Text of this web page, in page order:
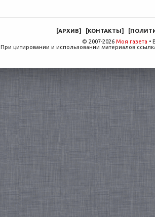
[АРХИВ] [КОНТАКТЫ] [
© 2007-2026 Моя газета •
При цитировании и использовании материалов